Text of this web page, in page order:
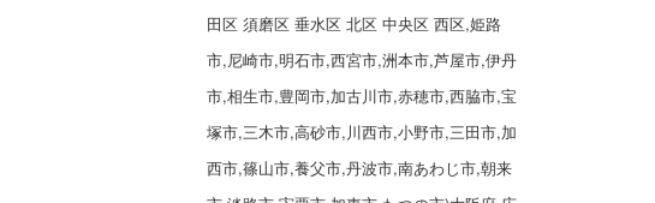
田区 須磨区 垂水区 北区 中央区 西区,姫路
市,尼崎市,明石市,西宮市,洲本市,芦屋市,伊丹
市,相生市,豊岡市,加古川市,赤穂市,西脇市,宝
塚市,三木市,高砂市,川西市,小野市,三田市,加
西市,篠山市,養父市,丹波市,南あわじ市,朝来